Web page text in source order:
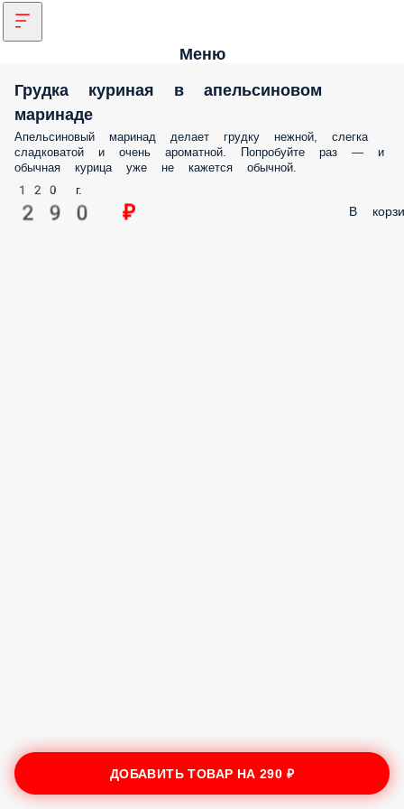
Меню
Грудка куриная в апельсиновом
маринаде
Апельсиновый маринад делает грудку нежной, слегка
сладковатой и очень ароматной. Попробуйте раз — и
обычная курица уже не кажется обычной.
120 г.
290 ₽ В
ДОБАВИТЬ ТОВАР НА290 ₽